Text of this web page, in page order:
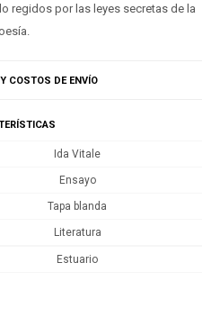
regidos por las leyes secretas de la
COSTOS DE ENVÍO
Ida Vitale
Ensayo
Tapa blanda
Literatura
Estuario